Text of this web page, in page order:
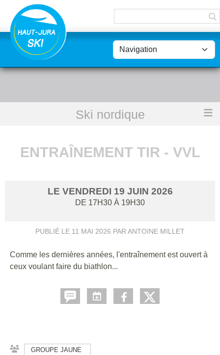
Ski nordique
Entraînement Tir - VVL
ENTRAÎNEMENT TIR - VVL
LE VENDREDI 19 JUIN 2026
DE 17H30 À 19H30
PUBLIÉ LE 11 MAI 2026 PAR ANTOINE MILLET
Comme les dernières années, l'entraînement est ouvert à
ceux voulant faire du biathlon...
GROUPE JAUNE
Panneau de gestion des cookies